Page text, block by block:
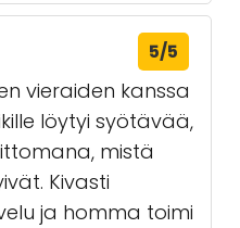
5/5
vieraiden kanssa
löytyi syötävää,
mistä
Kivasti
ja homma toimi